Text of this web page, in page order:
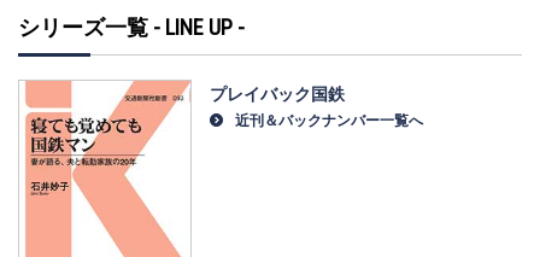
シリーズ一覧 - LINE UP -
プレイバック国鉄
近刊＆バックナンバー一覧へ